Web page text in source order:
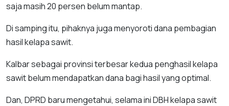
saja masih 20 persen belum mantap.
Di samping itu, pihaknya juga menyoroti dana pembagian
hasil kelapa sawit.
Kalbar sebagai provinsi terbesar kedua penghasil kelapa
sawit belum mendapatkan dana bagi hasil yang optimal.
Dan, DPRD baru mengetahui, selama ini DBH kelapa sawit